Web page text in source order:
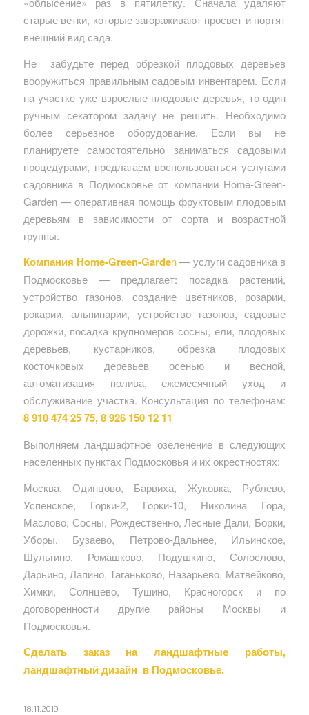
старые ветки, которые загораживают просвет и портят
внешний вид сада.
Не забудьте перед обрезкой плодовых деревьев
вооружиться правильным садовым инвентарем. Если
на участке уже взрослые плодовые деревья, то один
ручным секатором задачу не решить. Необходимо
более серьезное оборудование. Если вы не
планируете самостоятельно заниматься садовыми
процедурами, предлагаем воспользоваться услугами
садовника в Подмосковье от компании Home-Green-
Garden — оперативная помощь фруктовым плодовым
деревьям в зависимости от сорта и возрастной
группы.
Компания Home-Green-Garden— услуги садовника в
Подмосковье — предлагает: посадка растений,
устройство газонов, создание цветников, розарии,
рокарии, альпинарии, устройство газонов, садовые
дорожки, посадка крупномеров сосны, ели, плодовых
деревьев, кустарников, обрезка плодовых
косточковых деревьев осенью и весной,
автоматизация полива, ежемесячный уход и
обслуживание участка. Консультация по телефонам:
8 910 474 25 75, 8 926 150 12 11
Выполняем ландшафтное озеленение в следующих
населенных пунктах Подмосковья и их окрестностях:
Москва, Одинцово, Барвиха, Жуковка, Рублево,
Успенское, Горки-2, Горки-10, Николина Гора,
Маслово, Сосны, Рождественно, Лесные Дали, Борки,
Уборы, Бузаево, Петрово-Дальнее, Ильинское,
Шульгино, Ромашково, Подушкино, Солослово,
Дарьино, Лапино, Таганьково, Назарьево, Матвейково,
Химки, Солнцево, Тушино, Красногорск и по
договоренности другие районы Москвы и
Подмосковья.
Сделать заказ на ландшафтные работы,
ландшафтный дизайн в Подмосковье.
18.11.2019